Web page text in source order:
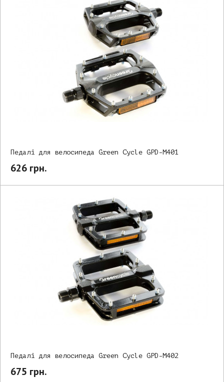
Педалі для велосипеда Green Cycle GPD-M401
626 грн.
Педалі для велосипеда Green Cycle GPD-M402
675 грн.